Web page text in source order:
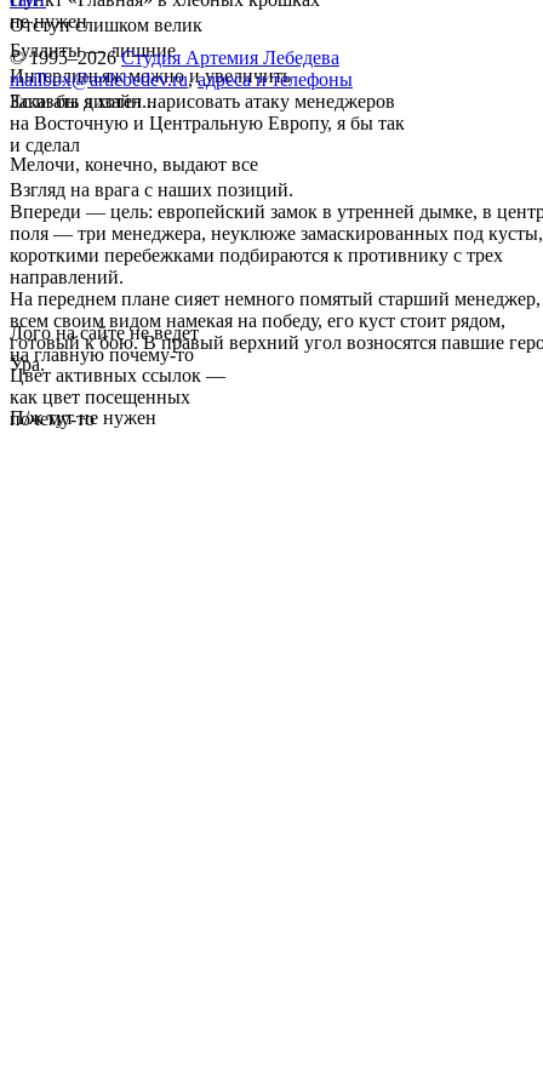
не нужен
Отступ слишком велик
Буллиты — лишние
Интерлиньяж можно и увеличить
Если бы я хотел нарисовать атаку менеджеров
на Восточную и Центральную Европу, я бы так
и сделал
Мелочи, конечно, выдают все
Взгляд на врага с наших позиций.
Впереди — цель: европейский замок в утренней дымке, в
поля — три менеджера, неуклюже замаскированных под кусты,
короткими перебежками подбираются к противнику с трех
направлений.
На переднем плане сияет немного помятый старший менеджер,
всем своим видом намекая на победу, его куст стоит рядом,
готовый к бою. В правый верхний угол возносятся павшие
Ура.
Лого на сайте не ведет
на главную почему-то
Цвет активных ссылок —
как цвет посещенных
почему-то
П/ж тут не нужен
© 1995–2026 Студия Артемия Лебедева
mailbox@artlebedev.ru, адреса и телефоны
Заказать дизайн...